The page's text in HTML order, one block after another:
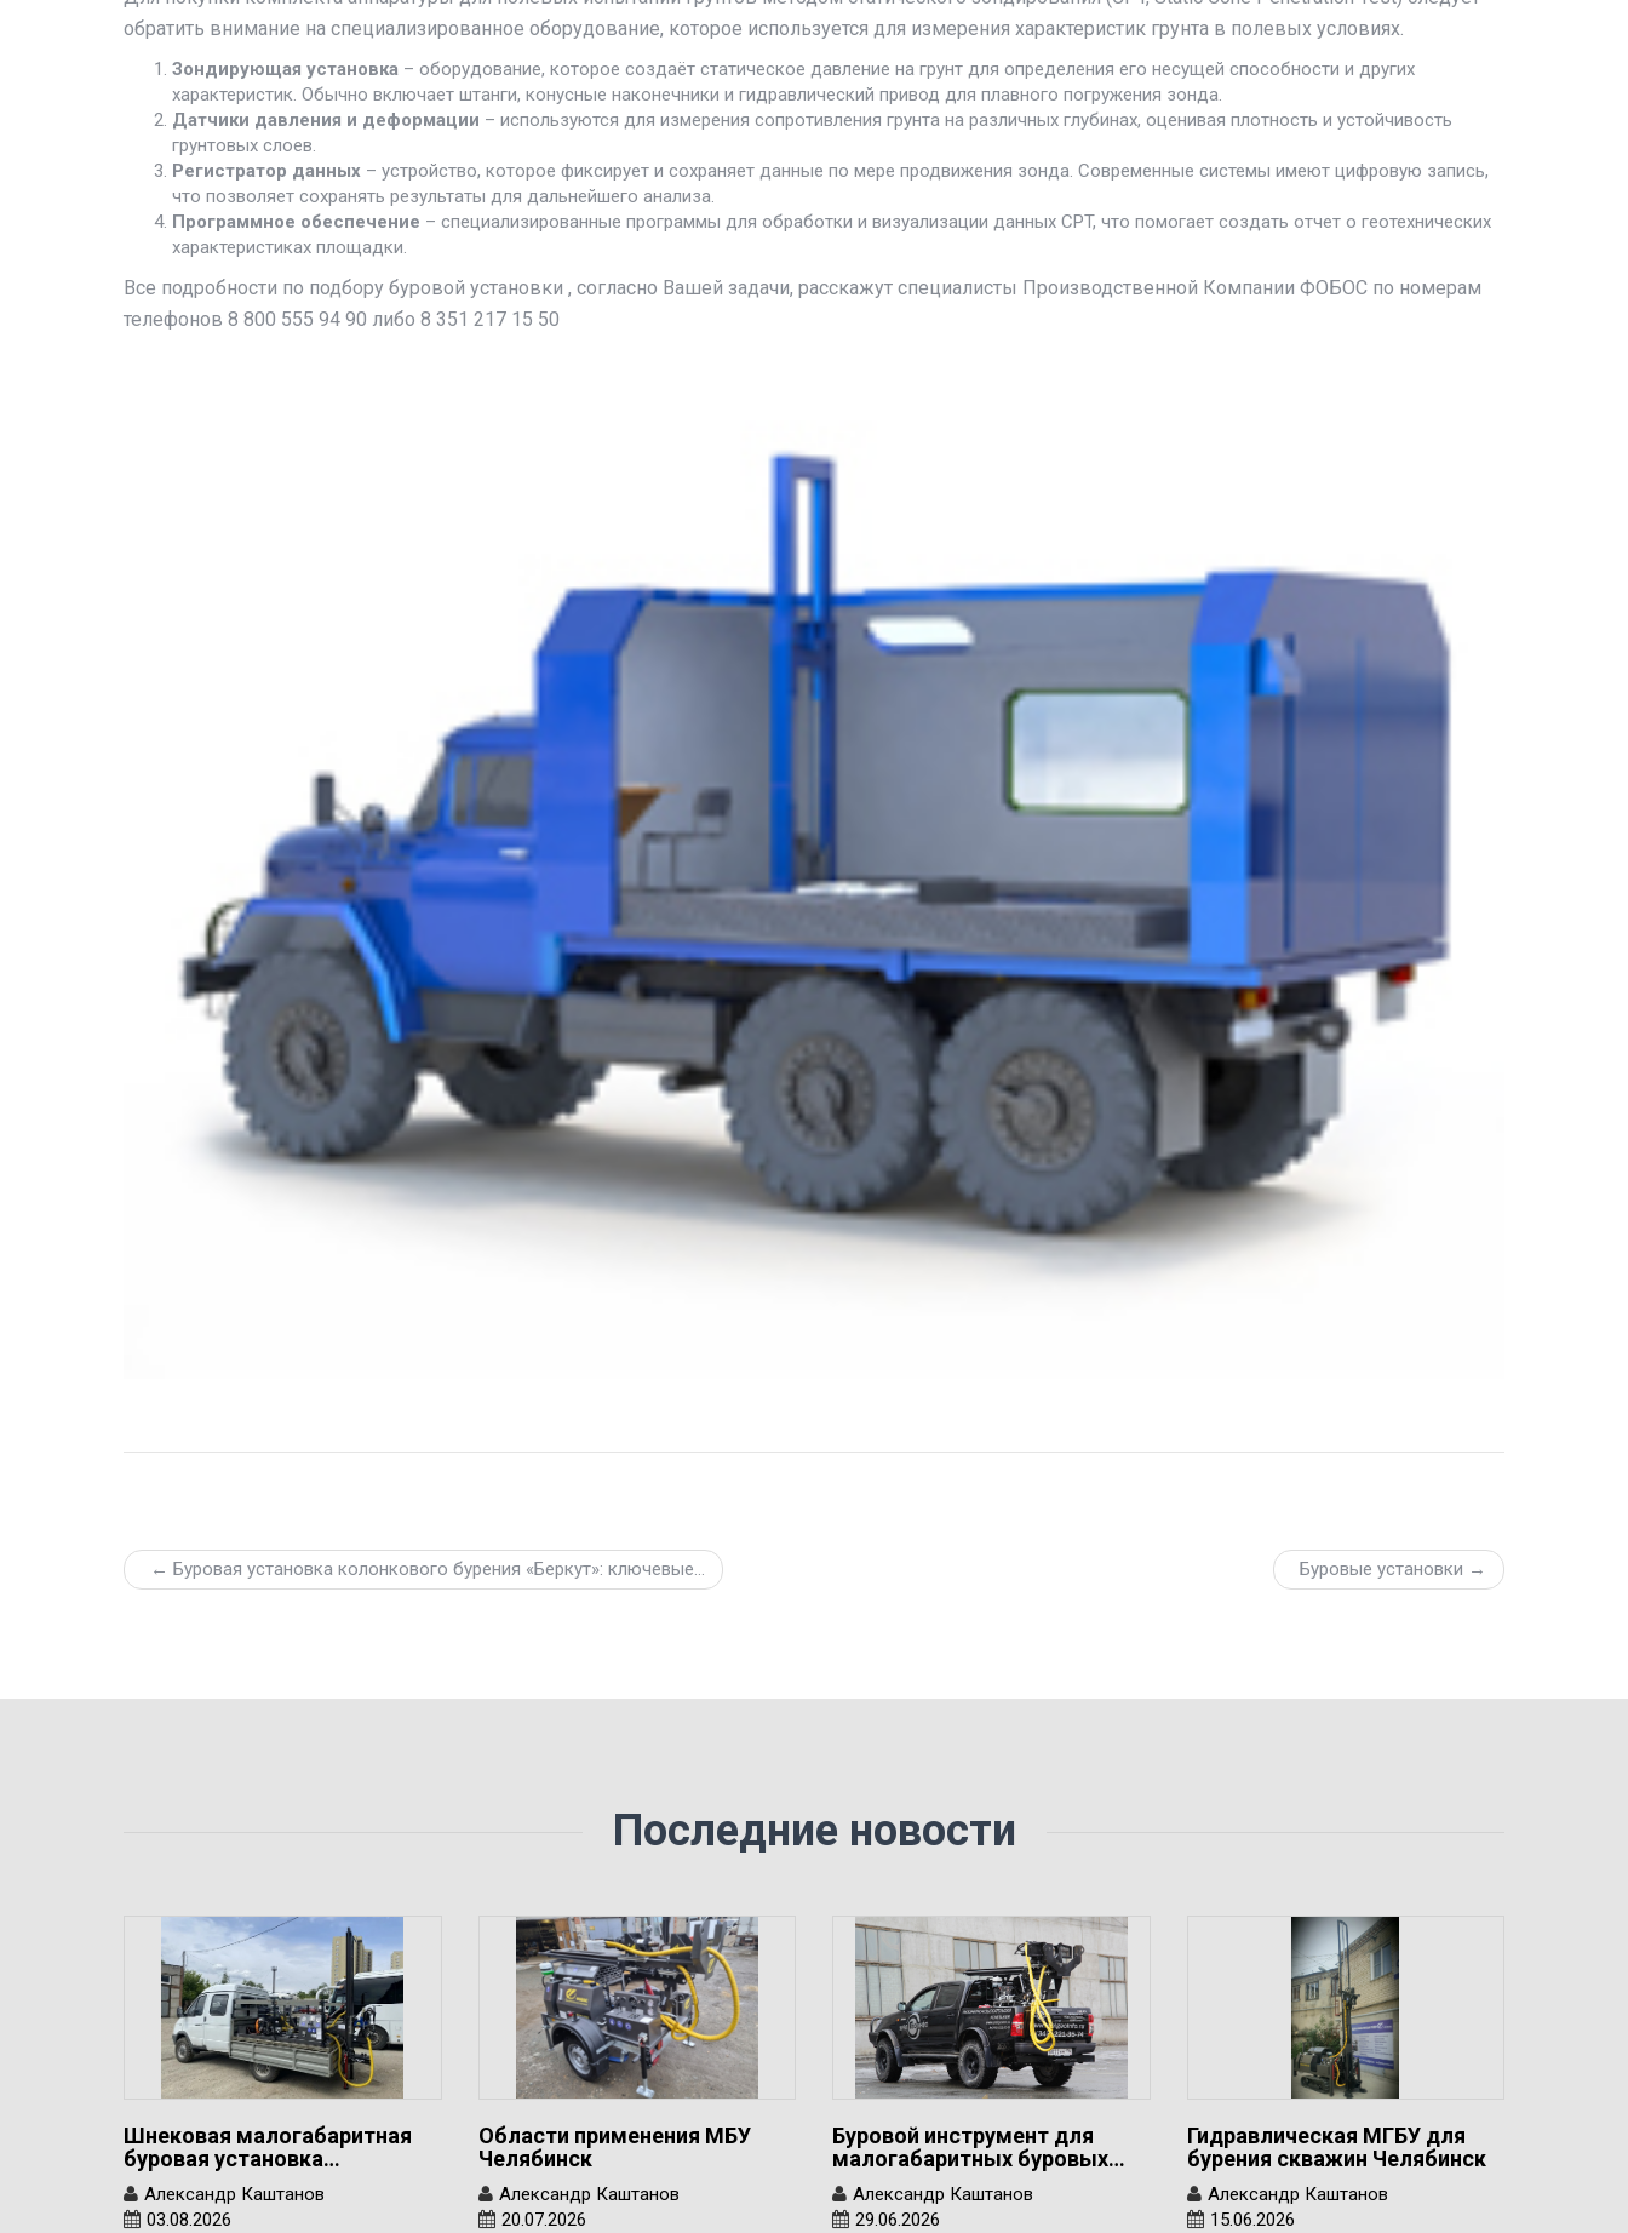
обратить внимание на специализированное оборудование, которое используется для измерения характеристик грунта в полевых условиях.
Зондирующая установка – оборудование, которое создаёт статическое давление на грунт для определения его несущей способности и других
характеристик. Обычно включает штанги, конусные наконечники и гидравлический привод для плавного погружения зонда.
Датчики давления и деформации – используются для измерения сопротивления грунта на различных глубинах, оценивая плотность и устойчивость
грунтовых слоев.
Регистратор данных – устройство, которое фиксирует и сохраняет данные по мере продвижения зонда. Современные системы имеют цифровую запись,
что позволяет сохранять результаты для дальнейшего анализа.
Программное обеспечение – специализированные программы для обработки и визуализации данных CPT, что помогает создать отчет о геотехнических
характеристиках площадки.
Все подробности по подбору буровой установки , согласно Вашей задачи, расскажут специалисты Производственной Компании ФОБОС по номерам
телефонов 8 800 555 94 90 либо 8 351 217 15 50
Буровые установки →
← Буровая установка колонкового бурения «Беркут»: ключевые…
Последние новости
Шнековая малогабаритная
буровая установка…
Александр Каштанов
03.08.2026
Области применения МБУ
Челябинск
Александр Каштанов
20.07.2026
Буровой инструмент для
малогабаритных буровых…
Александр Каштанов
29.06.2026
Гидравлическая МГБУ для
бурения скважин Челябинск
Александр Каштанов
15.06.2026